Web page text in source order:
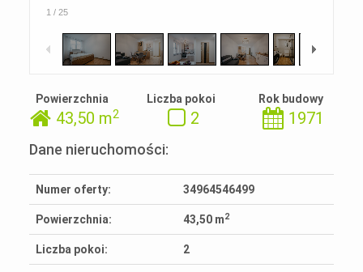
1 / 25
Powierzchnia
43,50 m2
Liczba pokoi
2
Rok budowy
1971
Dane nieruchomości:
Numer oferty: 34964546499
Powierzchnia: 43,50 m2
Liczba pokoi: 2